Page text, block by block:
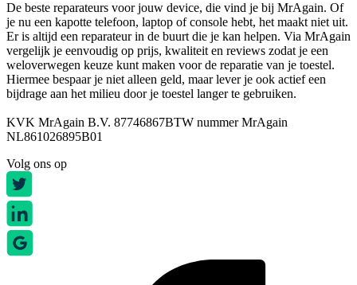
De beste reparateurs voor jouw device, die vind je bij MrAgain. Of
je nu een kapotte telefoon, laptop of console hebt, het maakt niet uit.
Er is altijd een reparateur in de buurt die je kan helpen. Via MrAgain
vergelijk je eenvoudig op prijs, kwaliteit en reviews zodat je een
weloverwegen keuze kunt maken voor de reparatie van je toestel.
Hiermee bespaar je niet alleen geld, maar lever je ook actief een
bijdrage aan het milieu door je toestel langer te gebruiken.
KVK MrAgain B.V. 87746867BTW nummer MrAgain
NL861026895B01
Volg ons op